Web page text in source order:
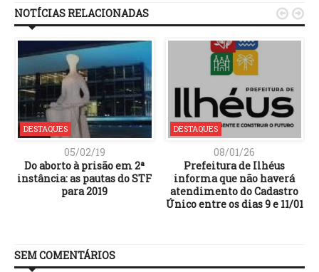
NOTÍCIAS RELACIONADAS
DESTAQUES
05/02/19
Do aborto à prisão em 2ª
instância: as pautas do STF
para 2019
DESTAQUES
08/01/26
Prefeitura de Ilhéus
informa que não haverá
atendimento do Cadastro
Único entre os dias 9 e 11/01
 
SEM COMENTÁRIOS